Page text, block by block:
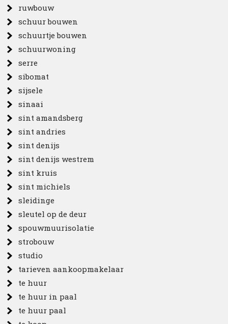
ruwbouw
schuur bouwen
schuurtje bouwen
schuurwoning
serre
sibomat
sijsele
sinaai
sint amandsberg
sint andries
sint denijs
sint denijs westrem
sint kruis
sint michiels
sleidinge
sleutel op de deur
spouwmuurisolatie
strobouw
studio
tarieven aankoopmakelaar
te huur
te huur in paal
te huur paal